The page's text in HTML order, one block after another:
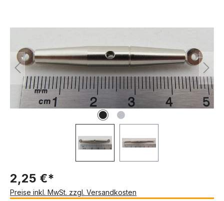
2,25 €*
Preise inkl. MwSt. zzgl. Versandkosten